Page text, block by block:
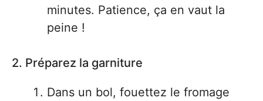
minutes. Patience, ça en vaut la
peine !
2. Préparez la garniture
Dans un bol, fouettez le fromage